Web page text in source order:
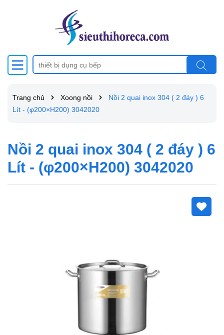
Trang chủ Xoong nồi
Nồi 2 quai inox 304 ( 2 đáy ) 6
Lít - (φ200×H200) 3042020
Nồi 2 quai inox 304 ( 2 đáy ) 6
Lít - (φ200×H200) 3042020